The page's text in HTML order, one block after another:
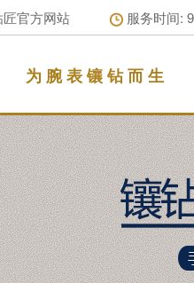
官方网站 服务时间:
为 腕 表 镶 钻 而 生